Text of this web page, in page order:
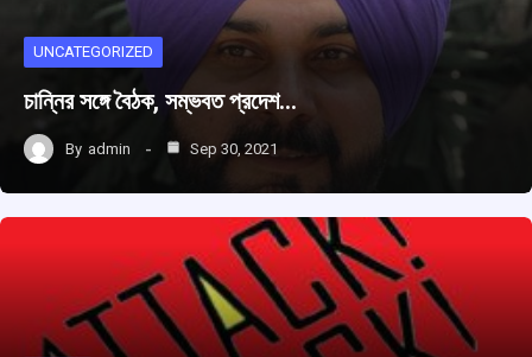
UNCATEGORIZED
চান্নির সঙ্গে বৈঠক, সম্ভবত প্রদেশ…
By admin Sep 30, 2021